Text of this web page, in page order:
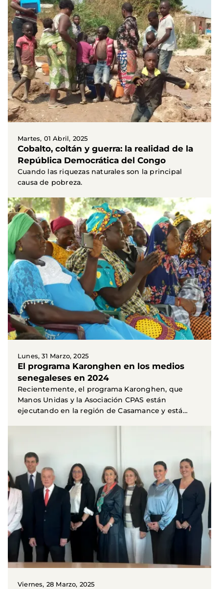
Martes, 01 Abril, 2025
Cobalto, coltán y guerra: la realidad de la
República Democrática del Congo
Cuando las riquezas naturales son la principal
causa de pobreza.
Lunes, 31 Marzo, 2025
El programa Karonghen en los medios
senegaleses en 2024
Recientemente, el programa Karonghen, que
Manos Unidas y la Asociación CPAS están
ejecutando en la región de Casamance y está
Viernes, 28 Marzo, 2025